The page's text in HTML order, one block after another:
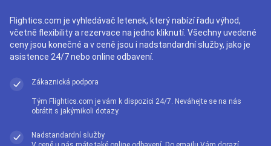
Flightics.com je vyhledávač letenek, který nabízí řadu výhod,
včetně flexibility a rezervace na jedno kliknutí. Všechny uvedené
ceny jsou konečné a v ceně jsou i nadstandardní služby, jako je
asistence 24/7 nebo online odbavení.
Zákaznická podpora
Tým Flightics.com je vám k dispozici 24/7. Neváhejte se na nás
obrátit s jakýmikoli dotazy.
Nadstandardní služby